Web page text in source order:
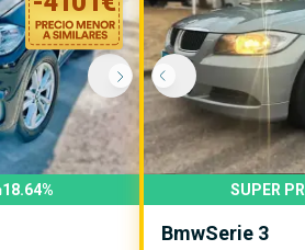
18.64% SUPER
BmwSerie 3